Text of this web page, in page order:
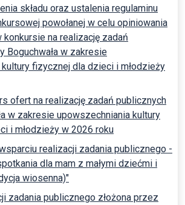
składu oraz ustalenia regulaminu
powołanej w celu opiniowania
konkursie na realizację zadań
Boguchwała w zakresie
fizycznej dla dzieci i młodzieży
ofert na realizację zadań publicznych
w zakresie upowszechniania kultury
i młodzieży w 2026 roku
realizacji zadania publicznego -
dla mam z małymi dziećmi i
wiosenna)"
zadania publicznego złożona przez